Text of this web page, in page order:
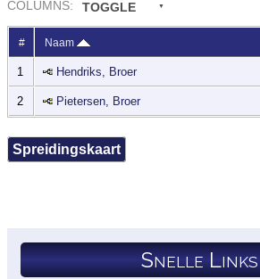
COLUMNS: TOGGLE
# Naam
1 Hendriks, Broer
2 Pietersen, Broer
Spreidingskaart
Snelle Links